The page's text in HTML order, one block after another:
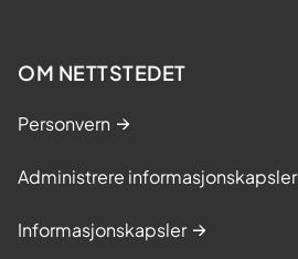
OM NETTSTEDET
Personvern
Administrere informasjonskapsler
Informasjonskapsler